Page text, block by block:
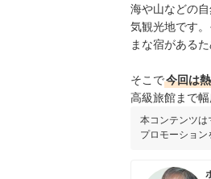
海や山などの
気観光地です
まな宿がある
そこで今回は
高級旅館まで
本コンテンツは
プロモーション